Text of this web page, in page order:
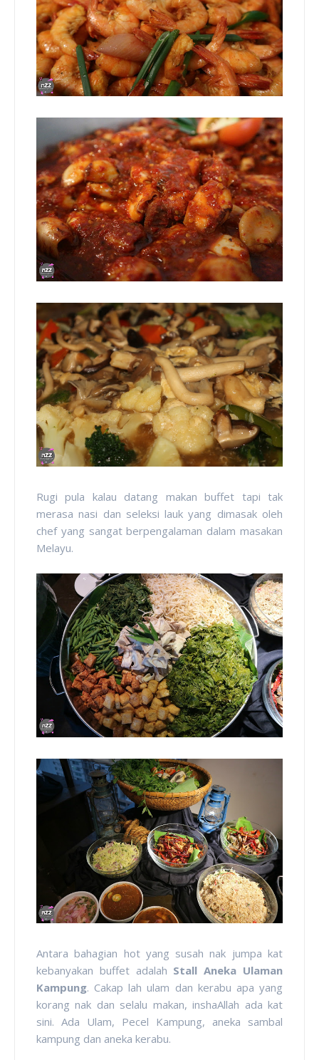
Rugi pula kalau datang makan buffet tapi tak
merasa nasi dan seleksi lauk yang dimasak oleh
chef yang sangat berpengalaman dalam masakan
Melayu.
Antara bahagian hot yang susah nak jumpa kat
kebanyakan buffet adalah Stall Aneka Ulaman
Kampung. Cakap lah ulam dan kerabu apa yang
korang nak dan selalu makan, inshaAllah ada kat
sini. Ada Ulam, Pecel Kampung, aneka sambal
kampung dan aneka kerabu.